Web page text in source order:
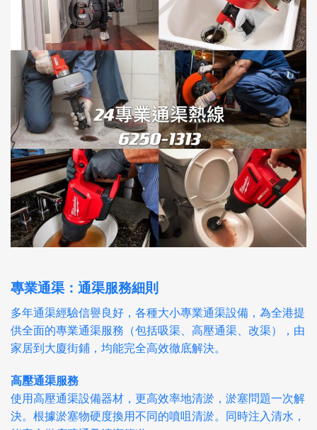
專業通渠：通渠服務細則
多年通渠經驗信譽良好，各種大小專業通渠設備，為全港提
供全面的專業通渠服務（包括吸渠、高壓通渠、改渠），由
家居到大廈街鋪，均能完全高效徹底解決。
高壓通渠服務
使用高壓通渠設備器材，更高效率地清淤，淤塞問題一次解
決。根據淤塞物硬度換用不同的噴咀清淤。同時注入清水，